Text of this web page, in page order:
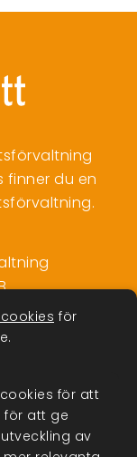
finner du en
för
för att
för att ge
av